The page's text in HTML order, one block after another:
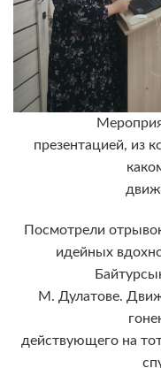
презентацией, из
Посмотрели
идейных
М. Дулатове.
действующего на